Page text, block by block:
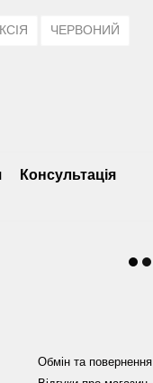
ЧЕРВОНИЙ
Консультація
Обмін та повернення